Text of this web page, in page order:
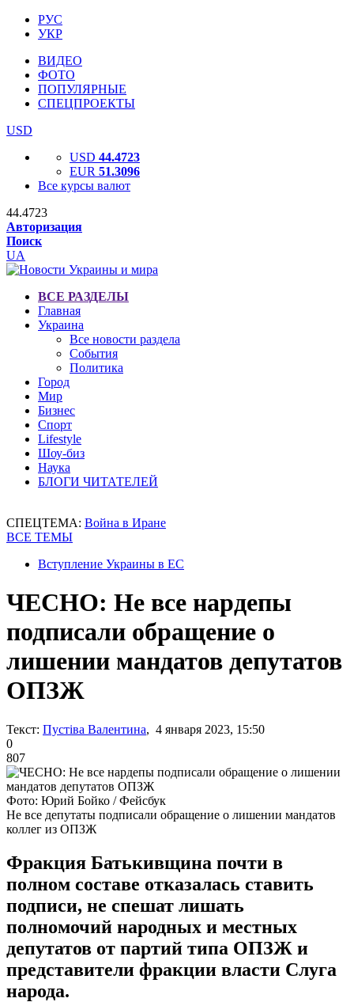
РУС
УКР
ВИДЕО
ФОТО
ПОПУЛЯРНЫЕ
СПЕЦПРОЕКТЫ
USD
USD 44.4723
EUR 51.3096
Все курсы валют
44.4723
Авторизация
Поиск
UA
ВСЕ РАЗДЕЛЫ
Главная
Украина
Все новости раздела
События
Политика
Город
Мир
Бизнес
Спорт
Lifestyle
Шоу-биз
Наука
БЛОГИ ЧИТАТЕЛЕЙ
СПЕЦТЕМА: Война в Иране
ВСЕ ТЕМЫ
Вступление Украины в ЕС
ЧЕСНО: Не все нардепы
подписали обращение о
лишении мандатов депутатов
ОПЗЖ
Текст: Пустіва Валентина, 4 января 2023, 15:50
0
807
Фото: Юрий Бойко / Фейсбук
Не все депутаты подписали обращение о лишении мандатов
коллег из ОПЗЖ
Фракция Батькивщина почти в
полном составе отказалась ставить
подписи, не спешат лишать
полномочий народных и местных
депутатов от партий типа ОПЗЖ и
представители фракции власти Слуга
народа.